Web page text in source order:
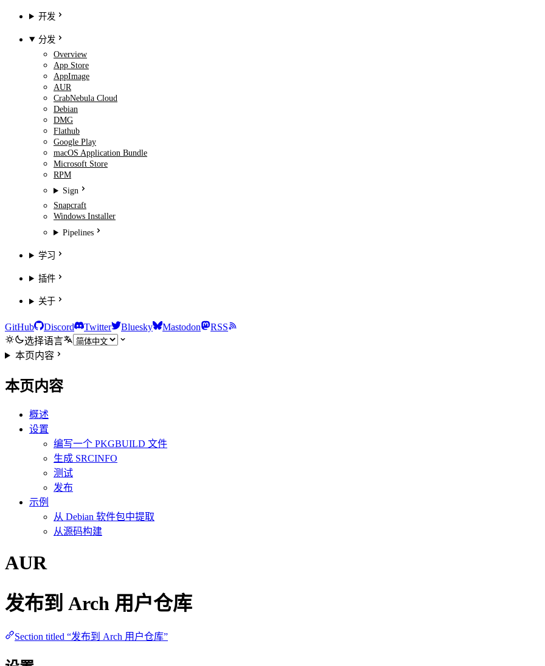
开发
分发
Overview
App Store
AppImage
AUR
CrabNebula Cloud
Debian
DMG
Flathub
Google Play
macOS Application Bundle
Microsoft Store
RPM
Sign
Snapcraft
Windows Installer
Pipelines
学习
插件
关于
GitHub Discord Twitter Bluesky Mastodon
RSS
选择语言
本页内容
本页内容
概述
设置
编写一个 PKGBUILD 文件
生成 SRCINFO
测试
发布
示例
从 Debian 软件包中提取
从源码构建
AUR
发布到 Arch 用户仓库
Section titled “发布到 Arch 用户仓库”